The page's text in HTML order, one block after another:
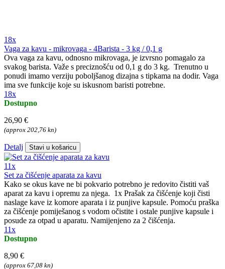
18x
Vaga za kavu - mikrovaga - 4Barista - 3 kg / 0,1 g
Ova vaga za kavu, odnosno mikrovaga, je izvrsno pomagalo za
svakog barista. Važe s preciznošću od 0,1 g do 3 kg. Trenutno u
ponudi imamo verziju poboljšanog dizajna s tipkama na dodir. Vaga
ima sve funkcije koje su iskusnom baristi potrebne.
18x
Dostupno
26,90 €
(approx 202,76 kn)
Detalj Stavi u košaricu
11x
Set za čišćenje aparata za kavu
Kako se okus kave ne bi pokvario potrebno je redovito čistiti vaš
aparat za kavu i opremu za njega. 1x Prašak za čišćenje koji čisti
naslage kave iz komore aparata i iz punjive kapsule. Pomoću praška
za čišćenje pomiješanog s vodom očistite i ostale punjive kapsule i
posude za otpad u aparatu. Namijenjeno za 2 čišćenja.
11x
Dostupno
8,90 €
(approx 67,08 kn)